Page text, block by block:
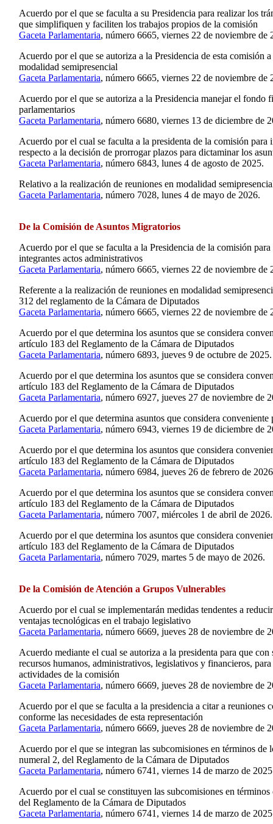
Acuerdo por el que se faculta a su Presidencia para realizar los
que simplifiquen y faciliten los trabajos propios de la comisión
Gaceta Parlamentaria, número 6665, viernes 22 de noviembre de
Acuerdo por el que se autoriza a la Presidencia de esta comisión
modalidad semipresencial
Gaceta Parlamentaria, número 6665, viernes 22 de noviembre de
Acuerdo por el que se autoriza a la Presidencia manejar el fondo
parlamentarios
Gaceta Parlamentaria, número 6680, viernes 13 de diciembre de
Acuerdo por el cual se faculta a la presidenta de la comisión para
respecto a la decisión de prorrogar plazos para dictaminar los
Gaceta Parlamentaria, número 6843, lunes 4 de agosto de 2025.
Relativo a la realización de reuniones en modalidad
Gaceta Parlamentaria, número 7028, lunes 4 de mayo de 2026.
De la Comisión de Asuntos Migratorios
Acuerdo por el que se faculta a la Presidencia de la comisión
integrantes actos administrativos
Gaceta Parlamentaria, número 6665, viernes 22 de noviembre de
Referente a la realización de reuniones en modalidad
312 del reglamento de la Cámara de Diputados
Gaceta Parlamentaria, número 6665, viernes 22 de noviembre de
Acuerdo por el que determina los asuntos que se considera
artículo 183 del Reglamento de la Cámara de Diputados
Gaceta Parlamentaria, número 6893, jueves 9 de octubre de 2025.
Acuerdo por el que determina los asuntos que se considera
artículo 183 del Reglamento de la Cámara de Diputados
Gaceta Parlamentaria, número 6927, jueves 27 de noviembre de
Acuerdo por el que determina asuntos que considera conveniente
Gaceta Parlamentaria, número 6943, viernes 19 de diciembre de
Acuerdo por el que determina los asuntos que considera
artículo 183 del Reglamento de la Cámara de Diputados
Gaceta Parlamentaria, número 6984, jueves 26 de febrero de
Acuerdo por el que determina los asuntos que se considera
artículo 183 del Reglamento de la Cámara de Diputados
Gaceta Parlamentaria, número 7007, miércoles 1 de abril de 2026.
Acuerdo por el que determina los asuntos que considera
artículo 183 del Reglamento de la Cámara de Diputados
Gaceta Parlamentaria, número 7029, martes 5 de mayo de 2026.
De la Comisión de Atención a Grupos Vulnerables
Acuerdo por el cual se implementarán medidas tendentes a
ventajas tecnológicas en el trabajo legislativo
Gaceta Parlamentaria, número 6669, jueves 28 de noviembre de
Acuerdo mediante el cual se autoriza a la presidenta para que
recursos humanos, administrativos, legislativos y financieros,
actividades de la comisión
Gaceta Parlamentaria, número 6669, jueves 28 de noviembre de
Acuerdo por el que se faculta a la presidencia a citar a reuniones
conforme las necesidades de esta representación
Gaceta Parlamentaria, número 6669, jueves 28 de noviembre de
Acuerdo por el que se integran las subcomisiones en términos de
numeral 2, del Reglamento de la Cámara de Diputados
Gaceta Parlamentaria, número 6741, viernes 14 de marzo de
Acuerdo por el cual se constituyen las subcomisiones en
del Reglamento de la Cámara de Diputados
Gaceta Parlamentaria, número 6741, viernes 14 de marzo de